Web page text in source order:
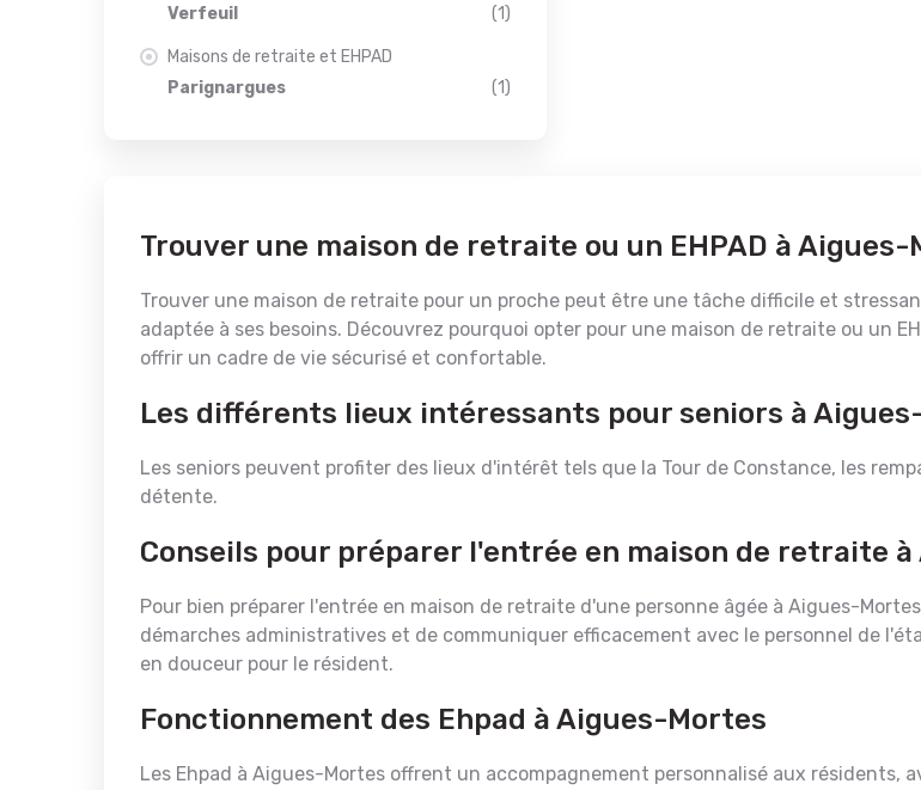
Verfeuil
(1)
Maisons de retraite et EHPAD
Parignargues
(1)
Trouver une maison de retraite ou un EHPAD à
Trouver une maison de retraite pour un proche peut être une tâche difficile et
adaptée à ses besoins. Découvrez pourquoi opter pour une maison de retraite ou un
offrir un cadre de vie sécurisé et confortable.
Les différents lieux intéressants pour seniors à
Les seniors peuvent profiter des lieux d'intérêt tels que la Tour de Constance, les
détente.
Conseils pour préparer l'entrée en maison de retraite
Pour bien préparer l'entrée en maison de retraite d'une personne âgée à Aigues-
démarches administratives et de communiquer efficacement avec le personnel de
en douceur pour le résident.
Fonctionnement des Ehpad à Aigues-Mortes
Les Ehpad à Aigues-Mortes offrent un accompagnement personnalisé aux résidents,